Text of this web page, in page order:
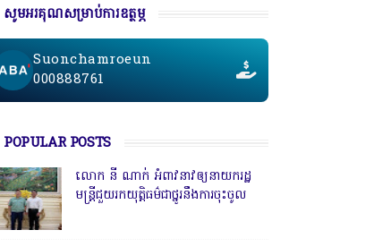
សូមអរគុណសម្រាប់ការឧត្ថម្ភ
Suonchamroeun
000888761
POPULAR POSTS
លោក នី ណាក់ អំពាវនាវឲ្យនាយករដ្ឋ
មន្ត្រីជួយរកយុត្តិធម៌ជាថ្នូរនឹងការចុះចូល